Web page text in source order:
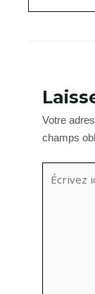
Votre
champs